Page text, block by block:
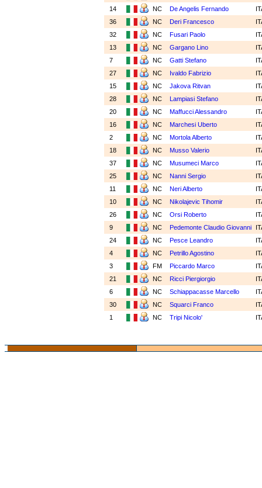
14
NC De Angelis Fernando
36
NC Deri Francesco
32
NC Fusari Paolo
13
NC Gargano Lino
7
NC Gatti Stefano
27
NC Ivaldo Fabrizio
15
NC Jakova Ritvan
28
NC Lampiasi Stefano
20
NC Maffucci Alessandro
16
NC Marchesi Uberto
2
NC Mortola Alberto
18
NC Musso Valerio
37
NC Musumeci Marco
25
NC Nanni Sergio
11
NC Neri Alberto
10
NC Nikolajevic Tihomir
26
NC Orsi Roberto
9
NC Pedemonte Claudio Giovanni
24
NC Pesce Leandro
4
NC Petrillo Agostino
3
FM Piccardo Marco
21
NC Ricci Piergiorgio
6
NC Schiappacasse Marcello
30
NC Squarci Franco
1
NC Tripi Nicolo'